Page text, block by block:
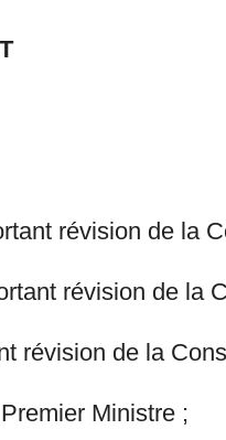
révision de la
révision de la
révision de la
Ministre ;